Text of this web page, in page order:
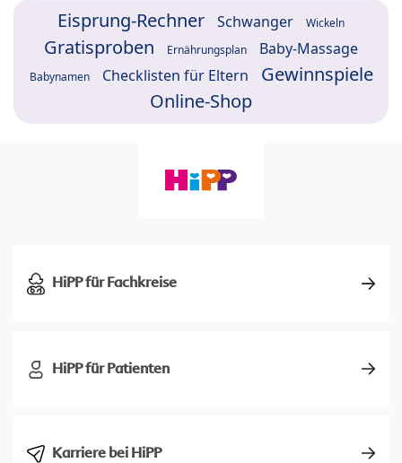
Eisprung-Rechner Schwanger Wickeln
Gratisproben Ernährungsplan Baby-Massage
Babynamen Checklisten für Eltern
Gewinnspiele
Online-Shop
HiPP für Fachkreise
HiPP für Patienten
Karriere bei HiPP